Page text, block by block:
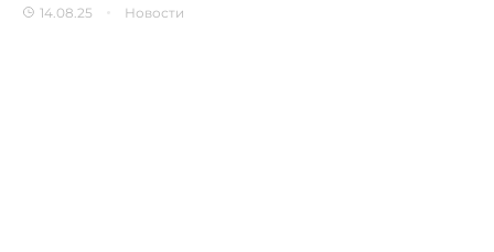
14.08.25 Новости